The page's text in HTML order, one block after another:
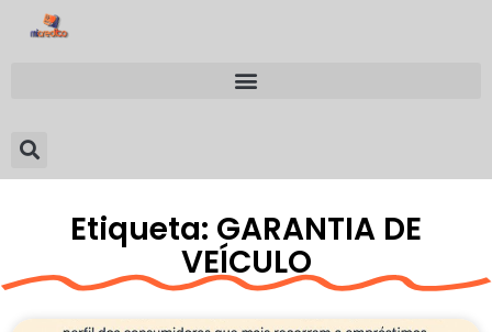
Etiqueta: GARANTIA DE
VEÍCULO